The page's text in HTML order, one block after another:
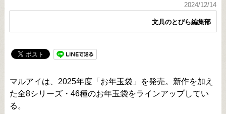
2024/12/14
文具のとびら編集部
マルアイは、2025年度「 お年玉袋 」を発売。新作を加え
た全8シリーズ・46種のお年玉袋をラインアップしてい
る。